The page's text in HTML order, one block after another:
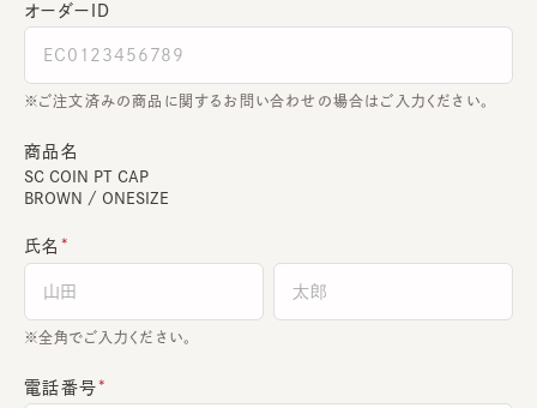
オーダーＩＤ
ご注文済みの商品に関するお問い合わせの場合はご入力ください。
商品名
SC COIN PT CAP
BROWN / ONESIZE
氏名
全角でご入力ください。
電話番号